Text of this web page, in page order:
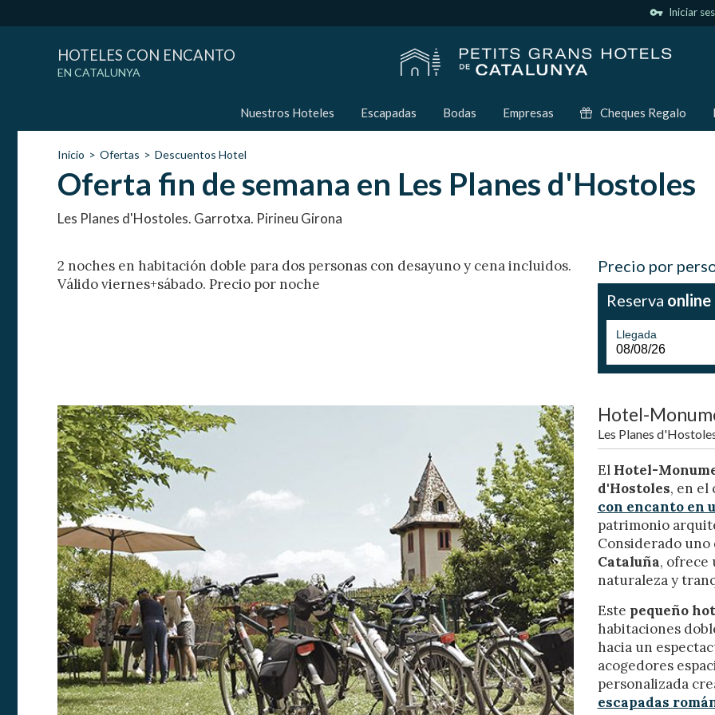
vpn_key Iniciar
HOTELES CON ENCANTO
EN CATALUNYA
Nuestros Hoteles Escapadas Bodas Empresas Cheques Regalo
Inicio Ofertas Descuentos Hotel
Oferta fin de semana en Les Planes d'Hostoles
Les Planes d'Hostoles. Garrotxa. Pirineu Girona
2 noches en habitación doble para dos personas con desayuno y cena incluidos.
Válido viernes+sábado. Precio por noche
Precio por
Reserva online
Llegada
Hotel-
Les Planes
El Hotel-
d'Hostoles, en el
con encanto en
patrimonio
Considerado uno
Cataluña, ofrece
naturaleza y
Este pequeño
habitaciones
hacia un
acogedores
personalizada
escapadas
Modificar cookies
Técnicas y funcionales
Este sitio web utiliza Cookies propias para recopilar información con la
mejorar nuestros servicios. Si continua navegando, supone la aceptación de la
instalación de las mismas. El usuario tiene la posibilidad de configurar su
pudiendo, si así lo desea, impedir que sean instaladas en su disco duro,
deberá tener en cuenta que dicha acción podrá ocasionar dificultades de
de la página web.